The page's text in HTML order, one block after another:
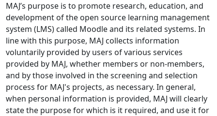
MAJ’s purpose is to promote research, education, and
development of the open source learning management
system (LMS) called Moodle and its related systems. In
line with this purpose, MAJ collects information
voluntarily provided by users of various services
provided by MAJ, whether members or non-members,
and by those involved in the screening and selection
process for MAJ's projects, as necessary. In general,
when personal information is provided, MAJ will clearly
state the purpose for which is it required, and use it for